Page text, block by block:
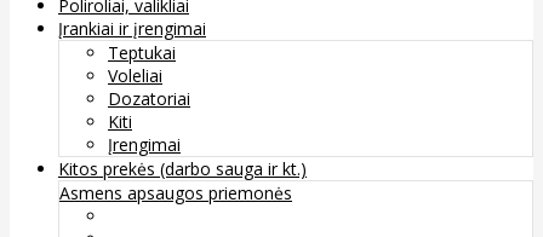
Poliroliai, valikliai
Įrankiai ir įrengimai
Teptukai
Voleliai
Dozatoriai
Kiti
Įrengimai
Kitos prekės (darbo sauga ir kt.)
Asmens apsaugos priemonės